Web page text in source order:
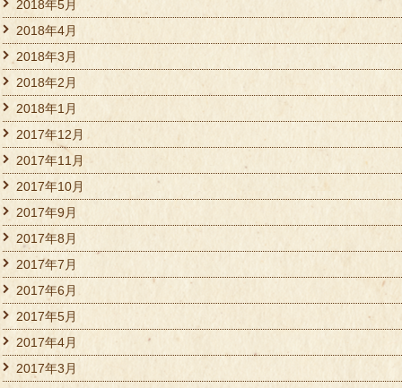
2018年5月
2018年4月
2018年3月
2018年2月
2018年1月
2017年12月
2017年11月
2017年10月
2017年9月
2017年8月
2017年7月
2017年6月
2017年5月
2017年4月
2017年3月